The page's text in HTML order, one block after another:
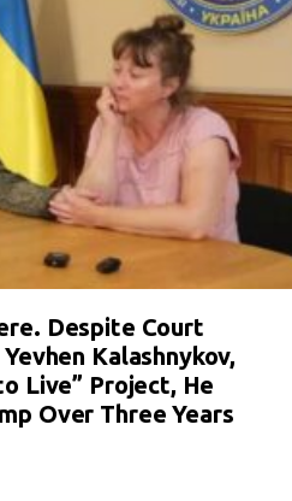
Despite Court
Kalashnykov,
Live” Project, He
Over Three Years